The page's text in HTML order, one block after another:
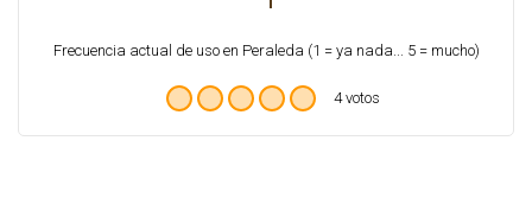
Frecuencia actual de uso en Peraleda (1 = ya nada... 5 = mucho)
4 votos